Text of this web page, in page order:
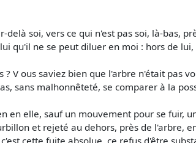
soi, vers ce qui n'est pas soi, là-bas,
qu'il ne se peut diluer en moi : hors de
V ous saviez bien que l'arbre n'était pas
sans malhonnêteté, se comparer à la
en elle, sauf un mouvement pour se fuir,
et rejeté au dehors, près de l'arbre,